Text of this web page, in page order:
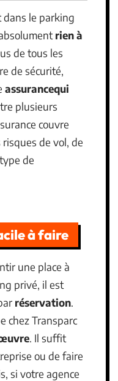
dans le parking
rien à
de tous les
de sécurité,
assurancequi
plusieurs
couvre
de vol, de
de
à faire
une place à
privé, il est
réservation.
chez Transparc
. Il suffit
ou de faire
si votre agence